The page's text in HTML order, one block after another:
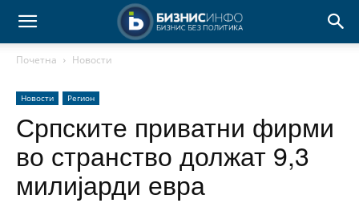
Почетна Новости
Новости Регион
Српските приватни фирми
во странство должат 9,3
милијарди евра